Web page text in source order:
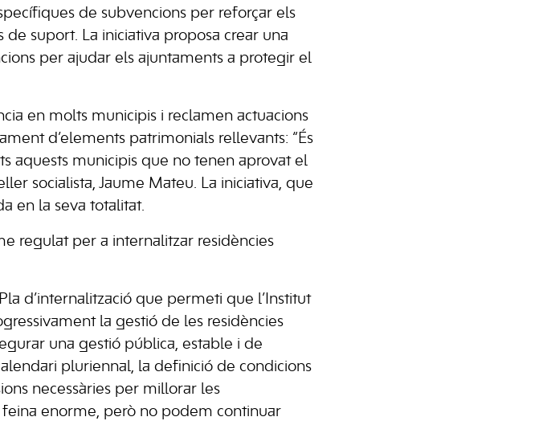
de subvencions per reforçar els
suport. La iniciativa proposa crear una
per ajudar els ajuntaments a protegir el
en molts municipis i reclamen actuacions
d’elements patrimonials rellevants: “És
aquests municipis que no tenen aprovat el
socialista, Jaume Mateu. La iniciativa, que
en la seva totalitat.
regulat per a internalitzar residències
d’internalització que permeti que l’Institut
la gestió de les residències
una gestió pública, estable i de
pluriennal, la definició de condicions
necessàries per millorar les
feina enorme, però no podem continuar